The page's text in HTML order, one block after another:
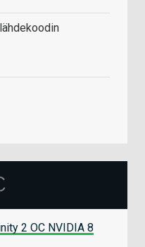
2 OC NVIDIA 8